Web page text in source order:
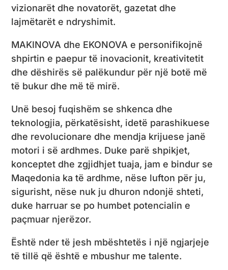
vizionarët dhe novatorët, gazetat dhe
lajmëtarët e ndryshimit.
MAKINOVA dhe EKONOVA e personifikojnë
shpirtin e paepur të inovacionit, kreativitetit
dhe dëshirës së palëkundur për një botë më
të bukur dhe më të mirë.
Unë besoj fuqishëm se shkenca dhe
teknologjia, përkatësisht, idetë parashikuese
dhe revolucionare dhe mendja krijuese janë
motori i së ardhmes. Duke parë shpikjet,
konceptet dhe zgjidhjet tuaja, jam e bindur se
Maqedonia ka të ardhme, nëse lufton për ju,
sigurisht, nëse nuk ju dhuron ndonjë shteti,
duke harruar se po humbet potencialin e
paçmuar njerëzor.
Është nder të jesh mbështetës i një ngjarjeje
të tillë që është e mbushur me talente.